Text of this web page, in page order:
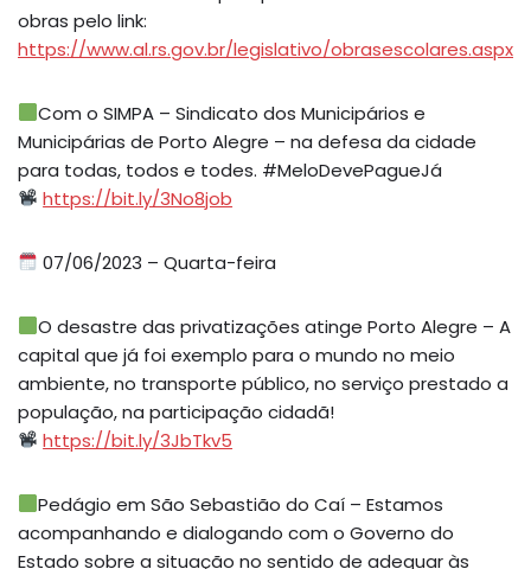
obras pelo link:
https://www.al.rs.gov.br/legislativo/obrasescolares.aspx
Com o SIMPA – Sindicato dos Municipários e
Municipárias de Porto Alegre – na defesa da cidade
para todas, todos e todes. #MeloDevePagueJá
https://bit.ly/3No8job
07/06/2023 – Quarta-feira
O desastre das privatizações atinge Porto Alegre – A
capital que já foi exemplo para o mundo no meio
ambiente, no transporte público, no serviço prestado a
população, na participação cidadã!
https://bit.ly/3JbTkv5
Pedágio em São Sebastião do Caí – Estamos
acompanhando e dialogando com o Governo do
Estado sobre a situação no sentido de adequar às